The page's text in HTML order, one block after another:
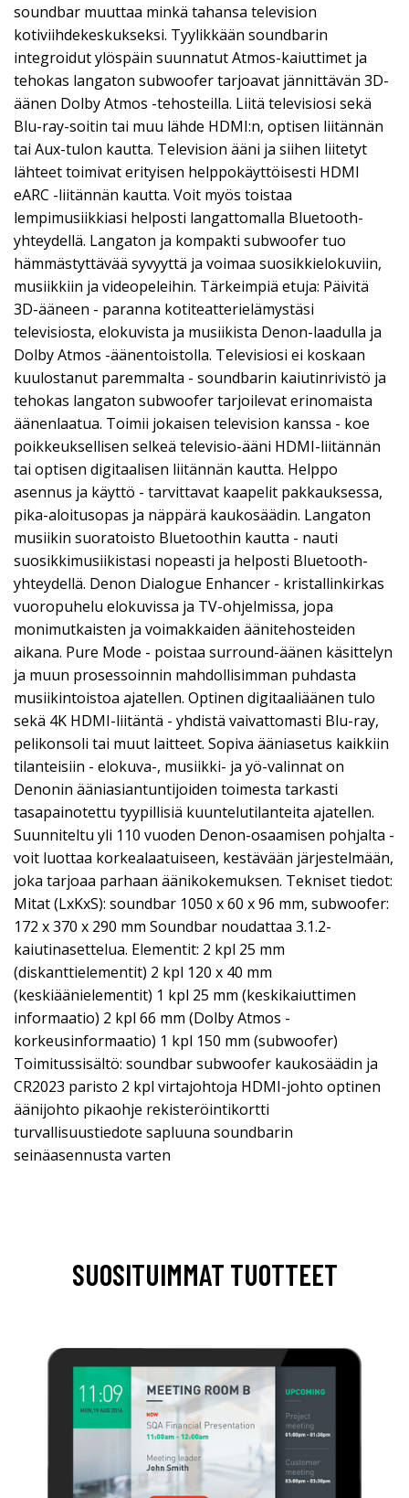
soundbar muuttaa minkä tahansa television
kotiviihdekeskukseksi. Tyylikkään soundbarin
integroidut ylöspäin suunnatut Atmos-kaiuttimet ja
tehokas langaton subwoofer tarjoavat jännittävän 3D-
äänen Dolby Atmos -tehosteilla. Liitä televisiosi sekä
Blu-ray-soitin tai muu lähde HDMI:n, optisen liitännän
tai Aux-tulon kautta. Television ääni ja siihen liitetyt
lähteet toimivat erityisen helppokäyttöisesti HDMI
eARC -liitännän kautta. Voit myös toistaa
lempimusiikkiasi helposti langattomalla Bluetooth-
yhteydellä. Langaton ja kompakti subwoofer tuo
hämmästyttävää syvyyttä ja voimaa suosikkielokuviin,
musiikkiin ja videopeleihin. Tärkeimpiä etuja: Päivitä
3D-ääneen - paranna kotiteatterielämystäsi
televisiosta, elokuvista ja musiikista Denon-laadulla ja
Dolby Atmos -äänentoistolla. Televisiosi ei koskaan
kuulostanut paremmalta - soundbarin kaiutinrivistö ja
tehokas langaton subwoofer tarjoilevat erinomaista
äänenlaatua. Toimii jokaisen television kanssa - koe
poikkeuksellisen selkeä televisio-ääni HDMI-liitännän
tai optisen digitaalisen liitännän kautta. Helppo
asennus ja käyttö - tarvittavat kaapelit pakkauksessa,
pika-aloitusopas ja näppärä kaukosäädin. Langaton
musiikin suoratoisto Bluetoothin kautta - nauti
suosikkimusiikistasi nopeasti ja helposti Bluetooth-
yhteydellä. Denon Dialogue Enhancer - kristallinkirkas
vuoropuhelu elokuvissa ja TV-ohjelmissa, jopa
monimutkaisten ja voimakkaiden äänitehosteiden
aikana. Pure Mode - poistaa surround-äänen käsittelyn
ja muun prosessoinnin mahdollisimman puhdasta
musiikintoistoa ajatellen. Optinen digitaaliäänen tulo
sekä 4K HDMI-liitäntä - yhdistä vaivattomasti Blu-ray,
pelikonsoli tai muut laitteet. Sopiva ääniasetus kaikkiin
tilanteisiin - elokuva-, musiikki- ja yö-valinnat on
Denonin ääniasiantuntijoiden toimesta tarkasti
tasapainotettu tyypillisiä kuuntelutilanteita ajatellen.
Suunniteltu yli 110 vuoden Denon-osaamisen pohjalta -
voit luottaa korkealaatuiseen, kestävään järjestelmään,
joka tarjoaa parhaan äänikokemuksen. Tekniset tiedot:
Mitat (LxKxS): soundbar 1050 x 60 x 96 mm, subwoofer:
172 x 370 x 290 mm Soundbar noudattaa 3.1.2-
kaiutinasettelua. Elementit: 2 kpl 25 mm
(diskanttielementit) 2 kpl 120 x 40 mm
(keskiäänielementit) 1 kpl 25 mm (keskikaiuttimen
informaatio) 2 kpl 66 mm (Dolby Atmos -
korkeusinformaatio) 1 kpl 150 mm (subwoofer)
Toimitussisältö: soundbar subwoofer kaukosäädin ja
CR2023 paristo 2 kpl virtajohtoja HDMI-johto optinen
äänijohto pikaohje rekisteröintikortti
turvallisuustiedote sapluuna soundbarin
seinäasennusta varten
SUOSITUIMMAT TUOTTEET